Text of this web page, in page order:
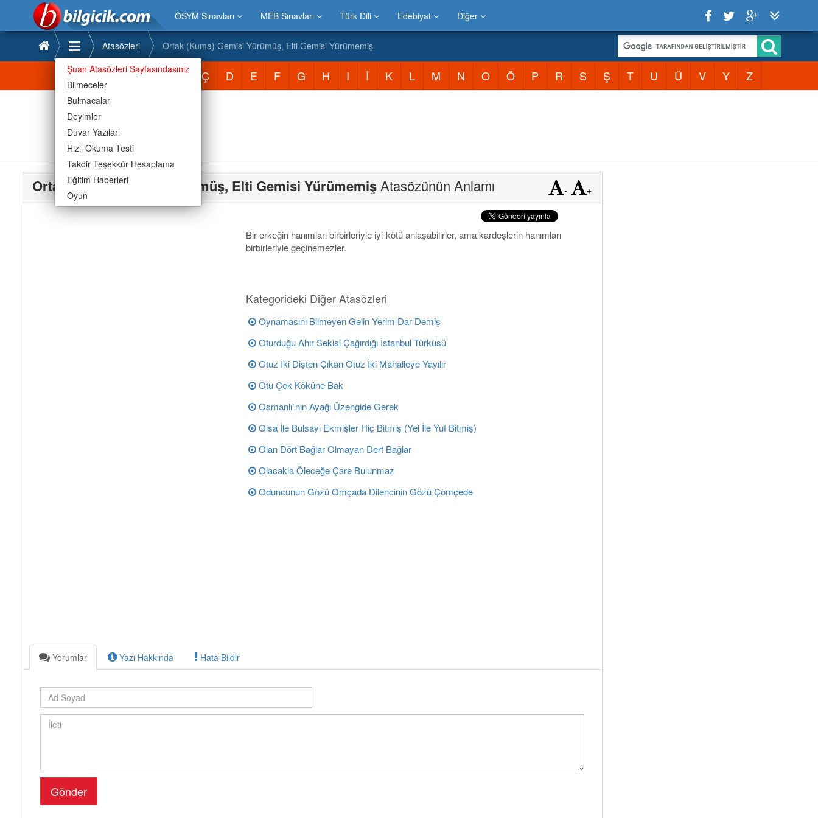
ÖSYM Sınavları MEB Sınavları Türk Dili Edebiyat Diğer
Şuan Atasözleri Sayfasındasınız
Bilmeceler
Bulmacalar
Deyimler
Duvar Yazıları
Hızlı Okuma Testi
Takdir Teşekkür Hesaplama
Eğitim Haberleri
Oyun
Atasözleri Ortak (Kuma) Gemisi Yürümüş, Elti Gemisi Yürümemiş
Atasözleri A B C Ç D E F G H I İ K L M N O Ö P R S Ş T U Ü V Y Z
Ortak (Kuma) Gemisi Yürümüş, Elti Gemisi Yürümemiş Atasözünün Anlamı - +
Bir erkeğin hanımları birbirleriyle iyi-kötü anlaşabilirler, ama kardeşlerin hanımları
birbirleriyle geçinemezler.
Kategorideki Diğer Atasözleri
Oynamasını Bilmeyen Gelin Yerim Dar Demiş
Oturduğu Ahır Sekisi Çağırdığı İstanbul Türküsü
Otuz İki Dişten Çıkan Otuz İki Mahalleye Yayılır
Otu Çek Köküne Bak
Osmanlı`nın Ayağı Üzengide Gerek
Olsa İle Bulsayı Ekmişler Hiç Bitmiş (Yel İle Yuf Bitmiş)
Olan Dört Bağlar Olmayan Dert Bağlar
Olacakla Öleceğe Çare Bulunmaz
Oduncunun Gözü Omçada Dilencinin Gözü Çömçede
Yorumlar Yazı Hakkında Hata Bildir
Gönder